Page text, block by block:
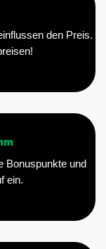
den Preis.
Bonuspunkte und
ein.